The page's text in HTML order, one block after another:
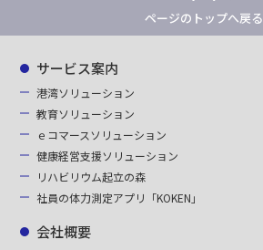
ページのトップへ戻る
サービス案内
港湾ソリューション
教育ソリューション
ｅコマースソリューション
健康経営支援ソリューション
リハビリウム起立の森
社員の体力測定アプリ「KOKEN」
会社概要